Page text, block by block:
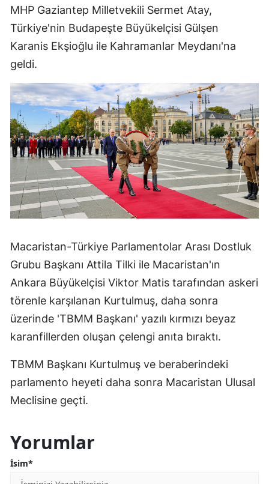
MHP Gaziantep Milletvekili Sermet Atay,
Türkiye'nin Budapeşte Büyükelçisi Gülşen
Karanis Ekşioğlu ile Kahramanlar Meydanı'na
geldi.
Macaristan-Türkiye Parlamentolar Arası Dostluk
Grubu Başkanı Attila Tilki ile Macaristan'ın
Ankara Büyükelçisi Viktor Matis tarafından askeri
törenle karşılanan Kurtulmuş, daha sonra
üzerinde 'TBMM Başkanı' yazılı kırmızı beyaz
karanfillerden oluşan çelengi anıta bıraktı.
TBMM Başkanı Kurtulmuş ve beraberindeki
parlamento heyeti daha sonra Macaristan Ulusal
Meclisine geçti.
Yorumlar
İsim*